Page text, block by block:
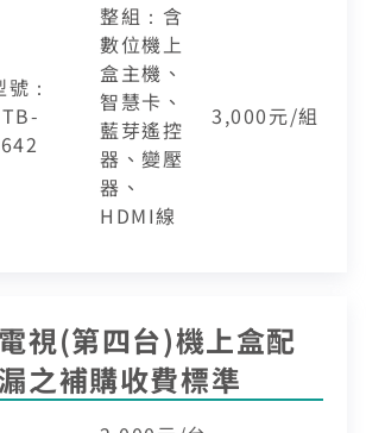
號：
整組：含
數位機上
盒主機、
智慧卡、
藍芽遙控
器、變壓
器、
HDMI線
3,000元/組
視(第四台)機上盒配
之補購收費標準